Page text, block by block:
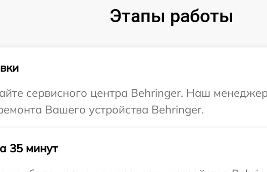
Этапы работы
сервисного центра Behringer. Наш
Вашего устройства Behringer.
35 минут